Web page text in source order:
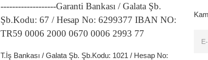
-------------------Garanti Bankası / Galata Şb.
Şb.Kodu: 67 / Hesap No: 6299377 IBAN NO:
TR59 0006 2000 0670 0006 2993 77
T.İş Bankası / Galata Şb. Şb.Kodu: 1021 / Hesap No: